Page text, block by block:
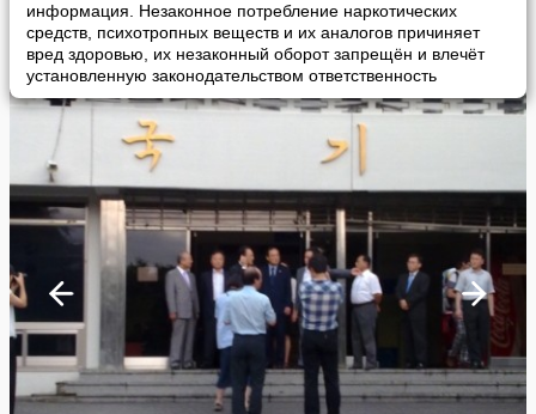
информация. Незаконное потребление наркотических
средств, психотропных веществ и их аналогов причиняет
вред здоровью, их незаконный оборот запрещён и влечёт
установленную законодательством ответственность